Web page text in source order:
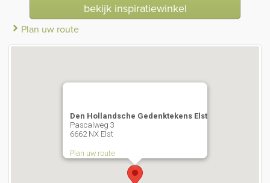
bekijk inspiratiewinkel
Plan uw route
Den Hollandsche Gedenktekens Elst
Pascalweg 3
6662 NX Elst
Plan uw route